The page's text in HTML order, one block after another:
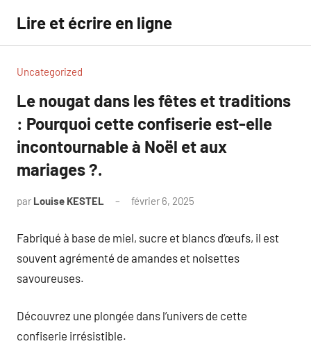
contenu
Lire et écrire en ligne
Uncategorized
Le nougat dans les fêtes et traditions
: Pourquoi cette confiserie est-elle
incontournable à Noël et aux
mariages ?.
par Louise KESTEL février 6, 2025
Fabriqué à base de miel, sucre et blancs d’œufs, il est
souvent agrémenté de amandes et noisettes
savoureuses.
Découvrez une plongée dans l’univers de cette
confiserie irrésistible.